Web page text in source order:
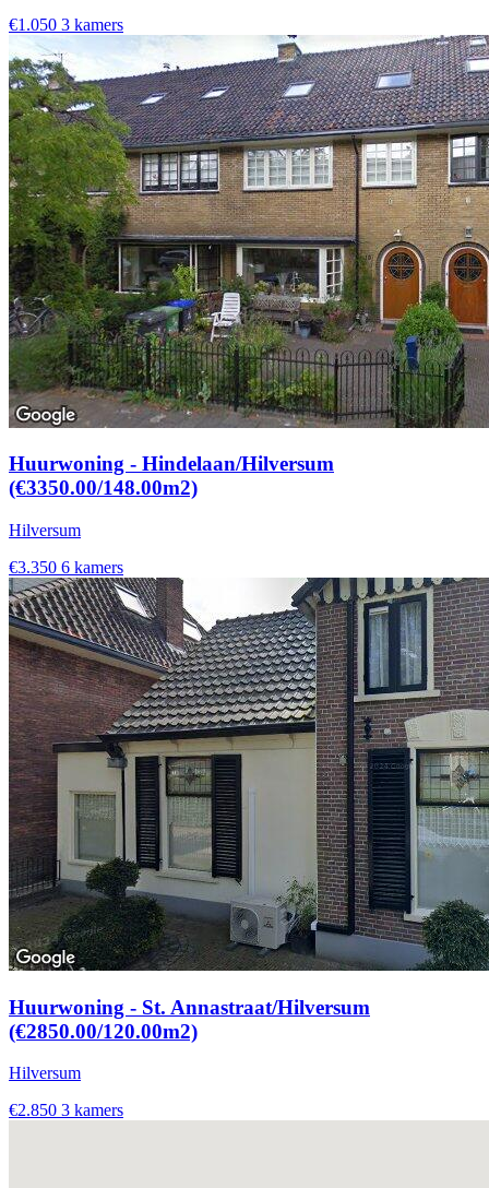
€1.050 3 kamers
Huurwoning - Hindelaan/Hilversum
(€3350.00/148.00m2)
Hilversum
€3.350 6 kamers
Huurwoning - St. Annastraat/Hilversum
(€2850.00/120.00m2)
Hilversum
€2.850 3 kamers